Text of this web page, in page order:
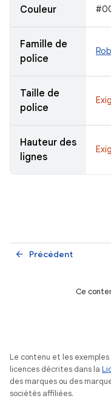
Couleur
Famille de
police
Taille de
police
Hauteur des
lignes
Précédent
arrow_back
Ce
Le contenu et les
licences décrites dans la
des marques ou des
sociétés affiliées.